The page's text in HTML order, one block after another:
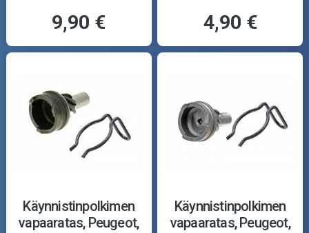
9,90 € 4,90 €
Käynnistinpolkimen
vapaaratas, Peugeot,
Käynnistinpolkimen
vapaaratas, Peugeot,